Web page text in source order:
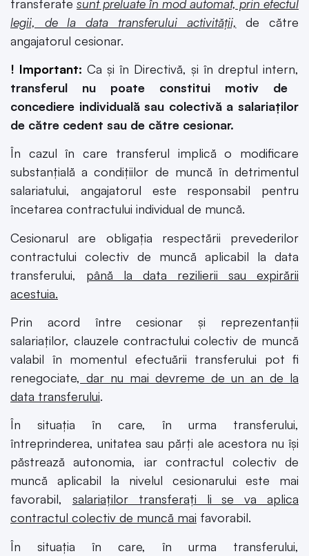
transferate sunt preluate în mod automat, prin efectul
legii, de la data transferului activității, de către
angajatorul cesionar.
! Important: Ca și în Directivă, și în dreptul intern,
transferul nu poate constitui motiv de
concediere individuală sau colectivă a salariaților
de către cedent sau de către cesionar.
În cazul în care transferul implică o modificare
substanţială a condiţiilor de muncă în detrimentul
salariatului, angajatorul este responsabil pentru
încetarea contractului individual de muncă.
Cesionarul are obligaţia respectării prevederilor
contractului colectiv de muncă aplicabil la data
transferului, până la data rezilierii sau expirării
acestuia.
Prin acord între cesionar şi reprezentanţii
salariaţilor, clauzele contractului colectiv de muncă
valabil în momentul efectuării transferului pot fi
renegociate, dar nu mai devreme de un an de la
data transferului.
În situaţia în care, în urma transferului,
întreprinderea, unitatea sau părţi ale acestora nu îşi
păstrează autonomia, iar contractul colectiv de
muncă aplicabil la nivelul cesionarului este mai
favorabil, salariaţilor transferaţi li se va aplica
contractul colectiv de muncă mai favorabil.
În situaţia în care, în urma transferului,